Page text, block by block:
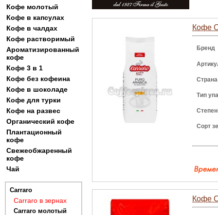
Кофе молотый
Кофе в капсулах
Кофе в чалдах
Кофе растворимый
Ароматизированный
кофе
Кофе 3 в 1
Кофе без кофеина
Кофе в шоколаде
Кофе для турки
Кофе на развес
Органический кофе
Плантационный
кофе
Свежеобжаренный
кофе
Чай
Carraro
Carraro в зернах
Carraro молотый
Кофе
Бренд
Тип
Сорт
Кофе